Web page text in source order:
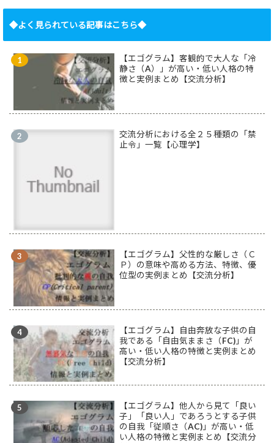
◆よく見られている記事はこちら◆
【エゴグラム】客観的で大人な「冷
静さ（A）」が高い・低い人格の特
徴と実例まとめ【交流分析】
交流分析における全２５種類の「禁
止令」一覧【心理学】
【エゴグラム】父性的な厳しさ（Ｃ
Ｐ）の意味や高める方法、特徴、優
位型の実例まとめ【交流分析】
【エゴグラム】自由奔放な子供の自
我である「自由気ままさ（FC)」が
高い・低い人格の特徴と実例まとめ
【交流分析】
【エゴグラム】他人から見て「良い
子」「良い人」であろうとする子供
の自我「従順さ（AC)」が高い・低
い人格の特徴と実例まとめ【交流分